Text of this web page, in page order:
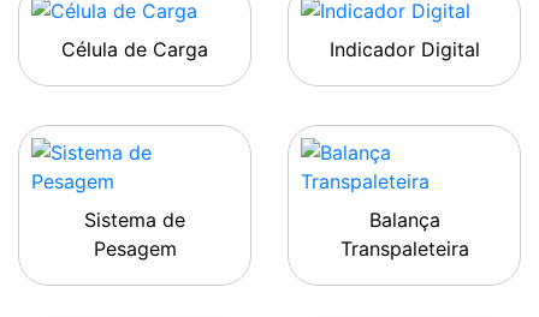
Célula de Carga Indicador Digital
Sistema de
Pesagem
Balança
Transpaleteira